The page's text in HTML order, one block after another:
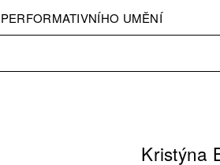
UMĚNÍ
Kristýna